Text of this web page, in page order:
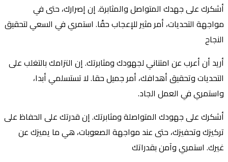
أشكرك على جهدك المتواصل والمثابرة. إن إصرارك، حتى في
مواجهة التحديات، أمر مثير للإعجاب حقًا. استمري في السعي لتحقيق
النجاح
أريد أن أعرب عن امتناني لجهودك ومثابرتك. إن التزامك بالتغلب على
التحديات وتحقيق أهدافك، أمر جميل حقا. لا تستسلمي أبدا،
واستمري في العمل الجاد.
أشكرك على جهودك المتواصلة ومثابرتك. إن قدرتك على الحفاظ على
تركيزك وتحفيزك، حتى عند مواجهة الصعوبات، هي ما يميزك عن
غيرك. استمري وآمن بقدراتك